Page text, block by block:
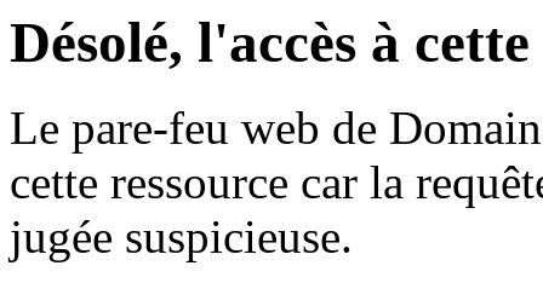
Désolé, l'accès à
Le pare-feu web de
cette ressource car la
jugée suspicieuse.